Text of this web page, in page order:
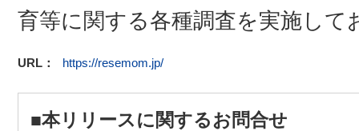
育等に関する各種調査を実施して
URL： https://resemom.jp/
■本リリースに関するお問合せ